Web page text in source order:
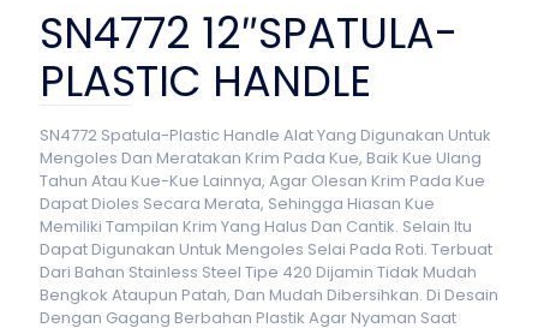
SN4772 12″SPATULA-
PLASTIC HANDLE
SN4772 Spatula-Plastic Handle Alat Yang Digunakan Untuk
Mengoles Dan Meratakan Krim Pada Kue, Baik Kue Ulang
Tahun Atau Kue-Kue Lainnya, Agar Olesan Krim Pada Kue
Dapat Dioles Secara Merata, Sehingga Hiasan Kue
Memiliki Tampilan Krim Yang Halus Dan Cantik. Selain Itu
Dapat Digunakan Untuk Mengoles Selai Pada Roti. Terbuat
Dari Bahan Stainless Steel Tipe 420 Dijamin Tidak Mudah
Bengkok Ataupun Patah, Dan Mudah Dibersihkan. Di Desain
Dengan Gagang Berbahan Plastik Agar Nyaman Saat